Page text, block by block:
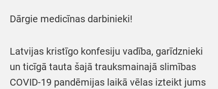
Dārgie medicīnas darbinieki!
Latvijas kristīgo konfesiju vadība, garīdznieki
un ticīgā tauta šajā trauksmainajā slimības
COVID-19 pandēmijas laikā vēlas izteikt jums